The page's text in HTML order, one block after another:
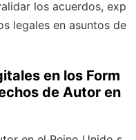
los acuerdos, exp
legales en asuntos de
en los Form
de Autor en